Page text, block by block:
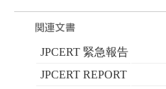
JPCERT 緊急報告
JPCERT REPORT